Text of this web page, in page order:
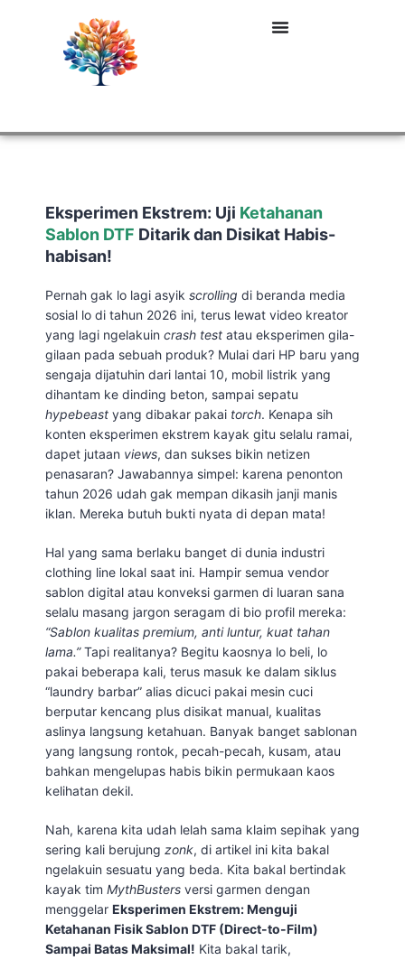
Eksperimen Ekstrem: Uji Ketahanan
Sablon DTF Ditarik dan Disikat Habis-
habisan!
Pernah gak lo lagi asyik scrolling di beranda media
sosial lo di tahun 2026 ini, terus lewat video kreator
yang lagi ngelakuin crash test atau eksperimen gila-
gilaan pada sebuah produk? Mulai dari HP baru yang
sengaja dijatuhin dari lantai 10, mobil listrik yang
dihantam ke dinding beton, sampai sepatu
hypebeast yang dibakar pakai torch. Kenapa sih
konten eksperimen ekstrem kayak gitu selalu ramai,
dapet jutaan views, dan sukses bikin netizen
penasaran? Jawabannya simpel: karena penonton
tahun 2026 udah gak mempan dikasih janji manis
iklan. Mereka butuh bukti nyata di depan mata!
Hal yang sama berlaku banget di dunia industri
clothing line lokal saat ini. Hampir semua vendor
sablon digital atau konveksi garmen di luaran sana
selalu masang jargon seragam di bio profil mereka:
“Sablon kualitas premium, anti luntur, kuat tahan
lama.”Tapi realitanya? Begitu kaosnya lo beli, lo
pakai beberapa kali, terus masuk ke dalam siklus
“laundry barbar” alias dicuci pakai mesin cuci
berputar kencang plus disikat manual, kualitas
aslinya langsung ketahuan. Banyak banget sablonan
yang langsung rontok, pecah-pecah, kusam, atau
bahkan mengelupas habis bikin permukaan kaos
kelihatan dekil.
Nah, karena kita udah lelah sama klaim sepihak yang
sering kali berujung zonk, di artikel ini kita bakal
ngelakuin sesuatu yang beda. Kita bakal bertindak
kayak tim MythBusters versi garmen dengan
menggelar Eksperimen Ekstrem: Menguji
Ketahanan Fisik Sablon DTF (Direct-to-Film)
Sampai Batas Maksimal! Kita bakal tarik,